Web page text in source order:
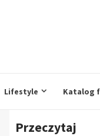
Lifestyle Katalog
Przeczytaj